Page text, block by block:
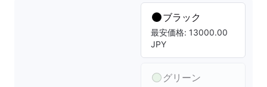
ブラック
最安価格: 13000.00
JPY
グリーン